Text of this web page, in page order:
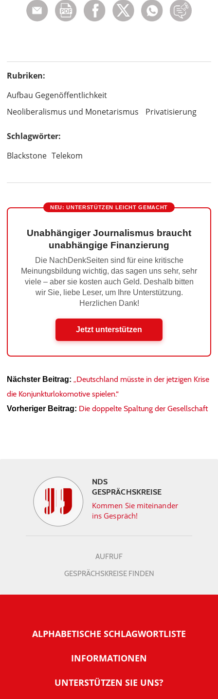
Rubriken:
Aufbau Gegenöffentlichkeit
Neoliberalismus und Monetarismus
Privatisierung
Schlagwörter:
Blackstone Telekom
NEU: UNTERSTÜTZEN LEICHT GEMACHT
Unabhängiger Journalismus braucht
unabhängige Finanzierung
Die NachDenkSeiten sind für eine kritische
Meinungsbildung wichtig, das sagen uns sehr, sehr
viele – aber sie kosten auch Geld. Deshalb bitten
wir Sie, liebe Leser, um Ihre Unterstützung.
Herzlichen Dank!
Jetzt unterstützen
Nächster Beitrag: „Deutschland müsste in der jetzigen Krise
die Konjunkturlokomotive spielen.“
Vorheriger Beitrag: Die doppelte Spaltung der Gesellschaft
NDS
GESPRÄCHSKREISE
Kommen Sie miteinander
ins Gespräch!
AUFRUF
GESPRÄCHSKREISE FINDEN
ALPHABETISCHE SCHLAGWORTLISTE
INFORMATIONEN
Warum NachDenkSeiten
UNTERSTÜTZEN SIE UNS?